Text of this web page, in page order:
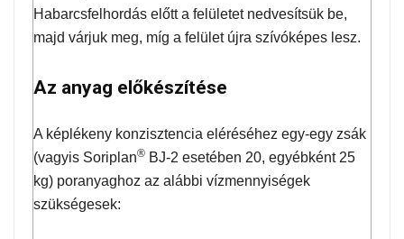
Habarcsfelhordás előtt a felületet nedvesítsük be,
majd várjuk meg, míg a felület újra szívóképes lesz.
Az anyag előkészítése
A képlékeny konzisztencia eléréséhez egy-egy zsák
(vagyis Soriplan® BJ-2 esetében 20, egyébként 25
kg) poranyaghoz az alábbi vízmennyiségek
szükségesek: